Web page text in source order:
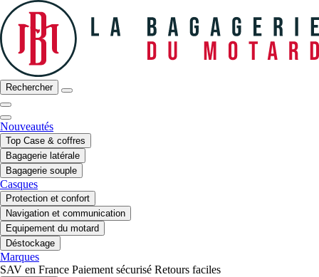
Rechercher
Nouveautés
Top Case & coffres
Bagagerie latérale
Bagagerie souple
Casques
Protection et confort
Navigation et communication
Equipement du motard
Déstockage
Marques
SAV en France Paiement sécurisé Retours faciles